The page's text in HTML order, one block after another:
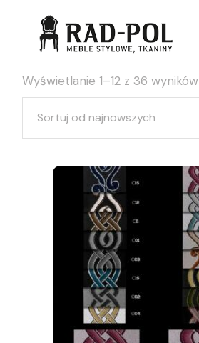
Wyświetlanie 1–12 z 36 wyników
Sortuj od najnowszych